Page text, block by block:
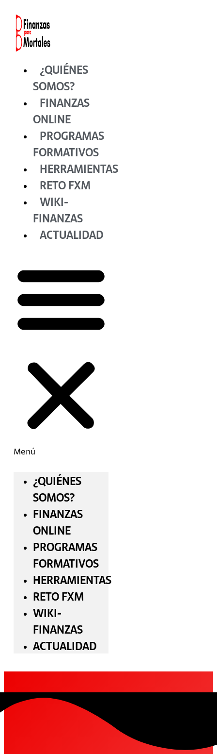
contenido
¿QUIÉNES
SOMOS?
FINANZAS
ONLINE
PROGRAMAS
FORMATIVOS
HERRAMIENTAS
RETO FXM
WIKI-
FINANZAS
ACTUALIDAD
Menú
¿QUIÉNES
SOMOS?
FINANZAS
ONLINE
PROGRAMAS
FORMATIVOS
HERRAMIENTAS
RETO FXM
WIKI-
FINANZAS
ACTUALIDAD